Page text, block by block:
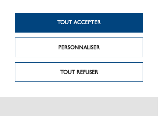
TOUT REFUSER
PERSONNALISER
TOUT ACCEPTER
Clôture Boréale Plus
(coextrudée)
Gamme Boréale
Design